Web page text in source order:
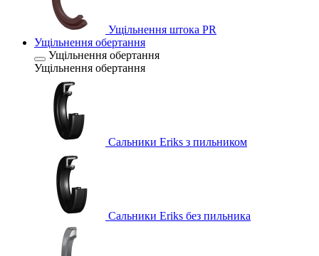
Ущільнення штока PR
Ущільнення обертання
Ущільнення обертання
Ущільнення обертання
Сальники Eriks з пильником
Сальники Eriks без пильника